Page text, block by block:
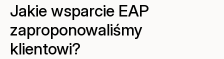
Jakie wsparcie EAP
zaproponowaliśmy
klientowi?